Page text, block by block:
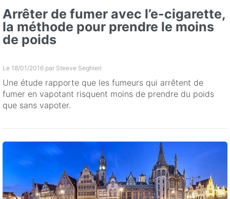
Arrêter de fumer avec l’e-cigarette,
la méthode pour prendre le moins
de poids
Le 18/01/2016 par Steeve Seghieri
Une étude rapporte que les fumeurs qui arrêtent de
fumer en vapotant risquent moins de prendre du poids
que sans vapoter.